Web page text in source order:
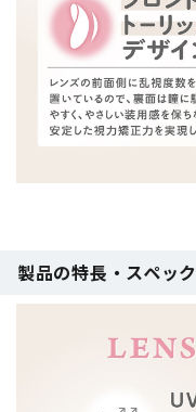
製品の特長・スペック